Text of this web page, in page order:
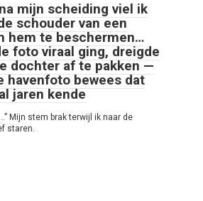
mijn scheiding viel ik
schouder van een
hem te beschermen…
foto viraal ging, dreigde
dochter af te pakken —
havenfoto bewees dat
jaren kende
Mijn stem brak terwijl ik naar de
staren.